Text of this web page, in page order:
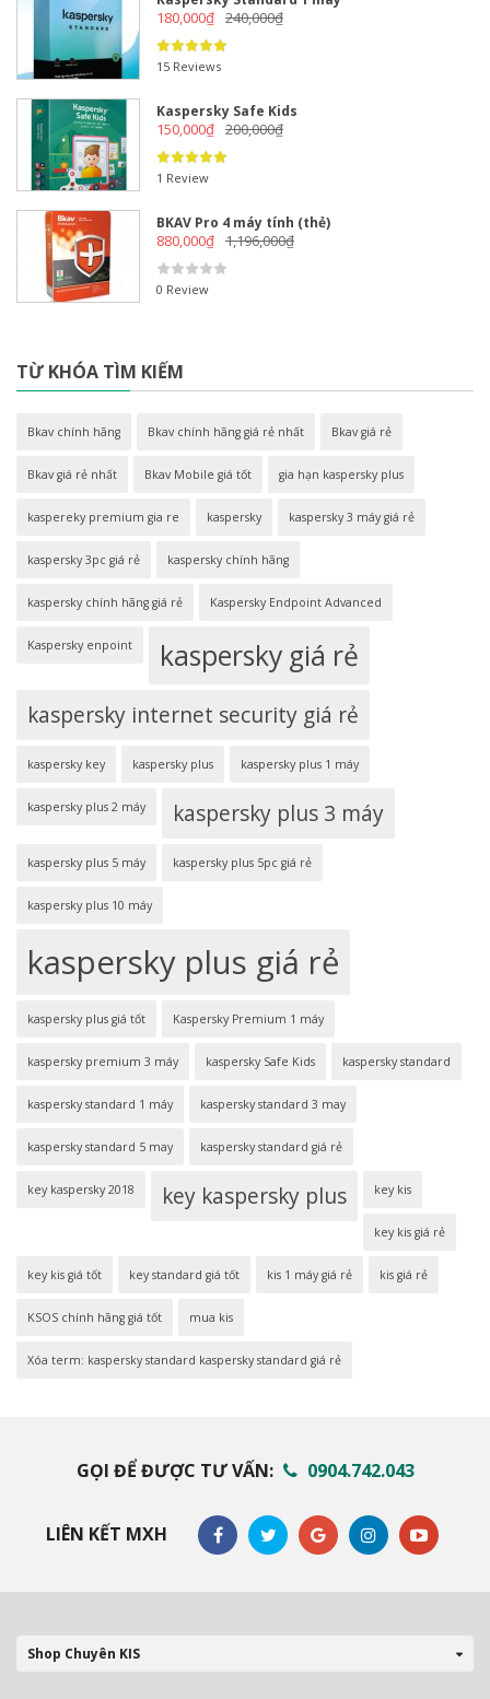
240,000₫
180,000₫
15 Reviews
Kaspersky Safe Kids
200,000₫
150,000₫
1 Review
BKAV Pro 4 máy tính (thẻ)
1,196,000₫
880,000₫
0 Review
TỪ KHÓA TÌM KIẾM
Bkav chính hãng Bkav chính hãng giá rẻ nhất Bkav giá rẻ
Bkav giá rẻ nhất Bkav Mobile giá tốt gia hạn kaspersky plus
kaspereky premium gia re kaspersky kaspersky 3 máy giá rẻ
kaspersky 3pc giá rẻ kaspersky chính hãng
kaspersky chính hãng giá rẻ Kaspersky Endpoint Advanced
Kaspersky enpoint kaspersky giá rẻ
kaspersky internet security giá rẻ
kaspersky key kaspersky plus kaspersky plus 1 máy
kaspersky plus 2 máy kaspersky plus 3 máy
kaspersky plus 5 máy kaspersky plus 5pc giá rẻ
kaspersky plus 10 máy
kaspersky plus giá rẻ
kaspersky plus giá tốt Kaspersky Premium 1 máy
kaspersky premium 3 máy kaspersky Safe Kids kaspersky standard
kaspersky standard 1 máy kaspersky standard 3 may
kaspersky standard 5 may kaspersky standard giá rẻ
key kaspersky 2018 key kaspersky plus key kis
key kis giá rẻ
key kis giá tốt key standard giá tốt kis 1 máy giá rẻ kis giá rẻ
KSOS chính hãng giá tốt mua kis
Xóa term: kaspersky standard kaspersky standard giá rẻ
GỌI ĐỂ ĐƯỢC TƯ VẤN: 0904.742.043
LIÊN KẾT MXH
Shop Chuyên KIS